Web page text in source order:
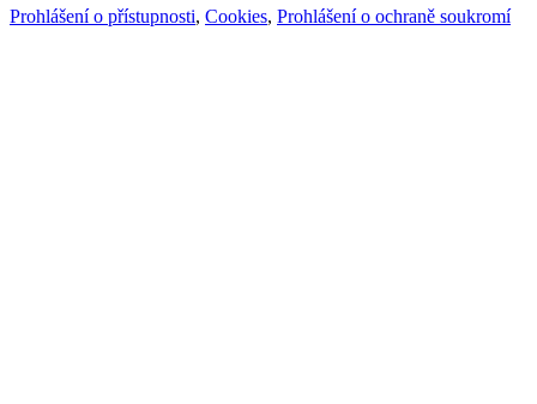
Prohlášení o přístupnosti, Cookies, Prohlášení o ochraně soukromí